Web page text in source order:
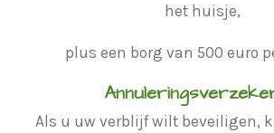
het huisje,
plus een borg van 500 euro
Als u uw verblijf wilt beveiligen,